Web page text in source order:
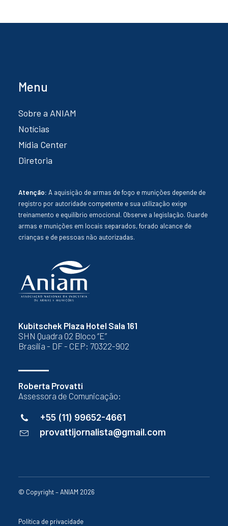
Kubitschek Plaza Hotel Sala 161
SHN Quadra 02 Bloco “E”
Brasília - DF - CEP: 70322-902
Roberta Provatti
Assessora de Comunicação:
+55 (11) 99652-4661
provattijornalista@gmail.com
Menu
Sobre a ANIAM
Notícias
Mídia Center
Diretoria
Atenção: A aquisição de armas de fogo e munições depende de
registro por autoridade competente e sua utilização exige
treinamento e equilíbrio emocional. Observe a legislação. Guarde
armas e munições em locais separados, forado alcance de
crianças e de pessoas não autorizadas.
© Copyright – ANIAM 2026
Política de privacidade